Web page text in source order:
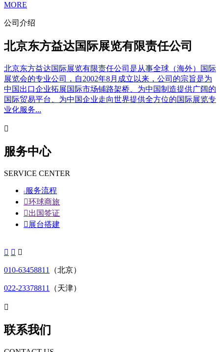
MORE
公司介绍
北京东方益达国际展览有限责任公司
北京东方益达国际展览有限责任公司是从事全球（海外）国际
展览会的专业公司，自2002年8月成立以来，公司的宗旨是为
中国出口企业拓展国际市场铺路架桥、为中国制造提供广阔的
国际贸易平台、为中国企业走向世界提供全方位的国际展览专
业化服务...

服务中心
SERVICE CENTER
 服务流程
环球商旅
出国签证
 展台搭建
  
010-63458811 （北京）
022-23378811 （天津）

联系我们